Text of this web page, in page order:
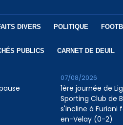
DIVERS POLITIQUE
PUBLICS CARNET DE DEUIL
1ère journée de
Sporting Club de
s'incline à Furiani
en-Velay (0-2)
07/08/2026